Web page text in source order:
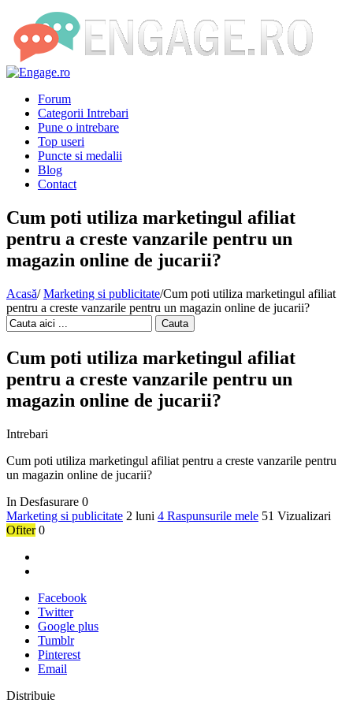
Forum
Categorii Intrebari
Pune o intrebare
Top useri
Puncte si medalii
Blog
Contact
Cum poti utiliza marketingul afiliat
pentru a creste vanzarile pentru un
magazin online de jucarii?
Acasă/ Marketing si publicitate/Cum poti utiliza marketingul afiliat
pentru a creste vanzarile pentru un magazin online de jucarii?
Cauta
Cum poti utiliza marketingul afiliat
pentru a creste vanzarile pentru un
magazin online de jucarii?
Intrebari
Cum poti utiliza marketingul afiliat pentru a creste vanzarile pentru
un magazin online de jucarii?
In Desfasurare 0
Marketing si publicitate 2 luni 4 Raspunsurile mele 51 Vizualizari
Ofiter 0
Facebook
Twitter
Google plus
Tumblr
Pinterest
Email
Distribuie